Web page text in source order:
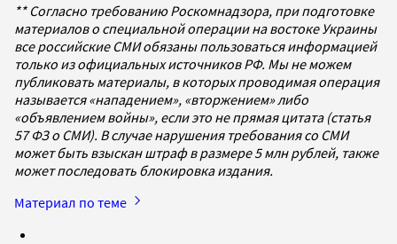
** Согласно требованию Роскомнадзора, при подготовке
материалов о специальной операции на востоке Украины
все российские СМИ обязаны пользоваться информацией
только из официальных источников РФ. Мы не можем
публиковать материалы, в которых проводимая операция
называется «нападением», «вторжением» либо
«объявлением войны», если это не прямая цитата (статья
57 ФЗ о СМИ). В случае нарушения требования со СМИ
может быть взыскан штраф в размере 5 млн рублей, также
может последовать блокировка издания.
Материал по теме